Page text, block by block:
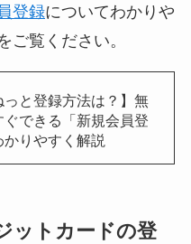
登録についてわかりや
ご覧ください。
っと登録方法は？】無
ぐできる「新規会員登
かりやすく解説
ットカードの登